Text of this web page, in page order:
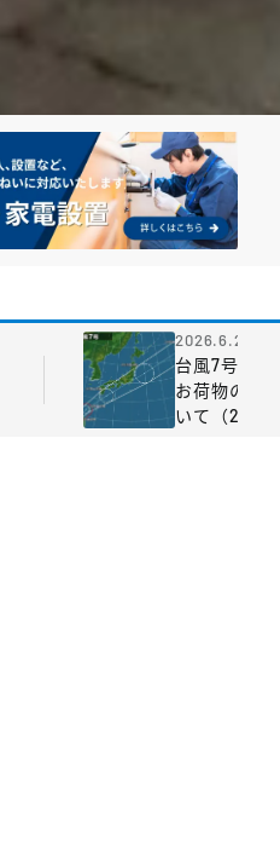
2026.6.25
台風7号の影
お荷物のお
いて（2026